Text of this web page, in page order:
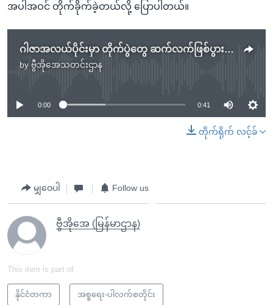
အပါအဝင် တိုက်ခိုက်ခဲ့တယ်လို့ ပြောပါတယ်။
ဂါဇာအလယ်ပိုင်းမှာ တိုက်ပွဲတွေ ဆက်လက်ဖြစ်ပွားနေ
by ဗွီအိုအေသတင်းဌာန
No media source currently available
0:00 0:41
တိုက်ရိုက် လင့်ခ်
မျှဝေပါ Follow us
ဗွီအိုအေ (မြန်မာဌာန)
This item is part of
နိုင်ငံတကာ အစ္စရေး-ပါလက်စတိုင်း